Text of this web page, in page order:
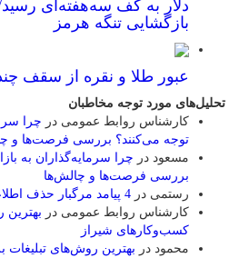
دلار به کف سه‌هفته‌ای
بازگشایی تنگه هرمز
عبور طلا و نقره از سقف
تحلیل‌های مورد توجه مخاطبان
کارشناس روابط عمومی در چرا
توجه می‌کنند؟ بررسی فرصت‌ها و
مسعود در چرا سرمایه‌گذاران به
بررسی فرصت‌ها و چالش‌ها
رستمی در 4 پیامد مرگبار حذف اطلاعات حسابداری + راهکار آن
کارشناس روابط عمومی در بهترین
کسب‌وکارهای شیراز
محمود در بهترین روش‌های تبلیغات